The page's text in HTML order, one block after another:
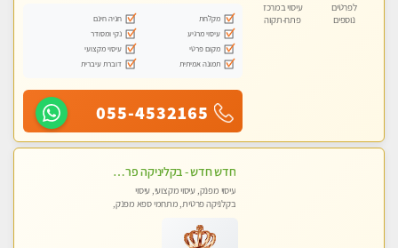
לפרטים
נוספים
עיסוי במרכז
פתח-תקוה
מקלחת
חניה חינם
עיסוי מרגיע
נקי ומסודר
מקום פרטי
עיסוי מקצועי
תמונה אמיתית
דוברת עיברית
055-4532165
חדש חדש - בקליניקה פרטית בחולון עיסוי לחידוש אנרגיות עיסוי חלומי מומלץ מאוד-ללא מין! highly recommended new in the city
עיסוי מפנק, עיסוי מקצועי, עיסוי
בקלניקה פרטית, מתחמי ספא מפנק,